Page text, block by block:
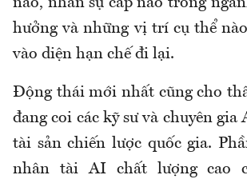
nào, nhân sự cấp nào trong
hưởng và những vị trí cụ thể
vào diện hạn chế đi lại.
Động thái mới nhất cũng cho
đang coi các kỹ sư và chuyên gia
tài sản chiến lược quốc gia.
nhân tài AI chất lượng cao